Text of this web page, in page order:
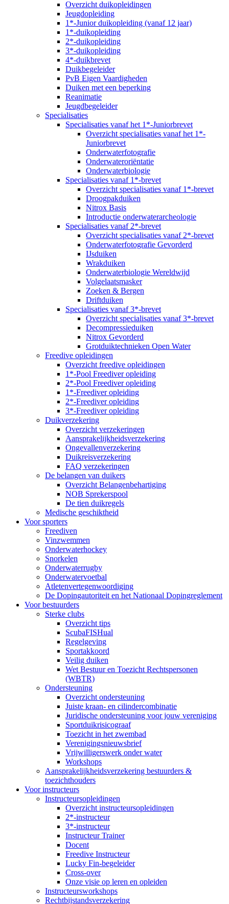
Overzicht duikopleidingen
Jeugdopleiding
1*-Junior duikopleiding (vanaf 12 jaar)
1*-duikopleiding
2*-duikopleiding
3*-duikopleiding
4*-duikbrevet
Duikbegeleider
PvB Eigen Vaardigheden
Duiken met een beperking
Reanimatie
Jeugdbegeleider
Specialisaties
Specialisaties vanaf het 1*-Juniorbrevet
Overzicht specialisaties vanaf het 1*-
Juniorbrevet
Onderwaterfotografie
Onderwateroriëntatie
Onderwaterbiologie
Specialisaties vanaf 1*-brevet
Overzicht specialisaties vanaf 1*-brevet
Droogpakduiken
Nitrox Basis
Introductie onderwaterarcheologie
Specialisaties vanaf 2*-brevet
Overzicht specialisaties vanaf 2*-brevet
Onderwaterfotografie Gevorderd
IJsduiken
Wrakduiken
Onderwaterbiologie Wereldwijd
Volgelaatsmasker
Zoeken & Bergen
Driftduiken
Specialisaties vanaf 3*-brevet
Overzicht specialisaties vanaf 3*-brevet
Decompressieduiken
Nitrox Gevorderd
Grotduiktechnieken Open Water
Freedive opleidingen
Overzicht freedive opleidingen
1*-Pool Freediver opleiding
2*-Pool Freediver opleiding
1*-Freediver opleiding
2*-Freediver opleiding
3*-Freediver opleiding
Duikverzekering
Overzicht verzekeringen
Aansprakelijkheidsverzekering
Ongevallenverzekering
Duikreisverzekering
FAQ verzekeringen
De belangen van duikers
Overzicht Belangenbehartiging
NOB Sprekerspool
De tien duikregels
Medische geschiktheid
Voor sporters
Freediven
Vinzwemmen
Onderwaterhockey
Snorkelen
Onderwaterrugby
Onderwatervoetbal
Atletenvertegenwoordiging
De Dopingautoriteit en het Nationaal Dopingreglement
Voor bestuurders
Sterke clubs
Overzicht tips
ScubaFISHual
Regelgeving
Sportakkoord
Veilig duiken
Wet Bestuur en Toezicht Rechtspersonen
(WBTR)
Ondersteuning
Overzicht ondersteuning
Juiste kraan- en cilindercombinatie
Juridische ondersteuning voor jouw vereniging
Sportduikrisicograaf
Toezicht in het zwembad
Verenigingsnieuwsbrief
Vrijwilligerswerk onder water
Workshops
Aansprakelijkheidsverzekering bestuurders &
toezichthouders
Voor instructeurs
Instructeursopleidingen
Overzicht instructeursopleidingen
2*-instructeur
3*-instructeur
Instructeur Trainer
Docent
Freedive Instructeur
Lucky Fin-begeleider
Cross-over
Onze visie op leren en opleiden
Instructeursworkshops
Rechtbijstandsverzekering